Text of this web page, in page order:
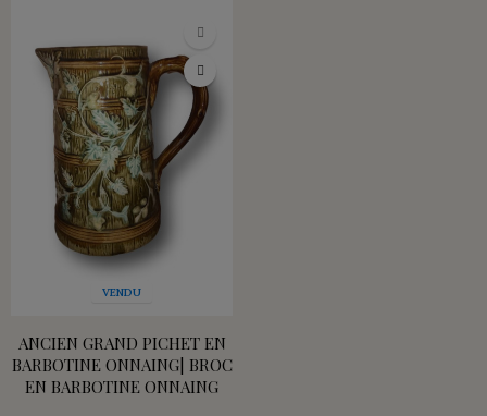
VENDU
ANCIEN GRAND PICHET EN
BARBOTINE ONNAING| BROC
EN BARBOTINE ONNAING